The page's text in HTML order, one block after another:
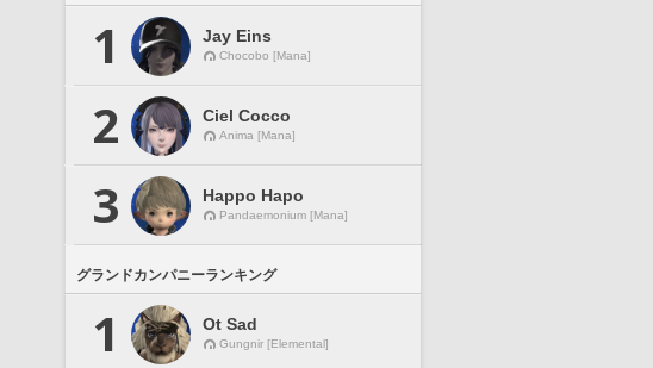
1 Jay Eins
Chocobo [Mana]
2 Ciel Cocco
Anima [Mana]
3 Happo Hapo
Pandaemonium [Mana]
グランドカンパニーランキング
1 Ot Sad
Gungnir [Elemental]